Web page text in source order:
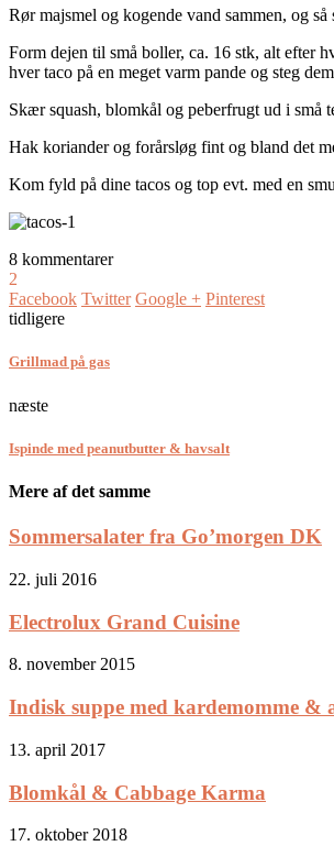
Rør majsmel og kogende vand sammen, og
Form dejen til små boller, ca. 16 stk, alt efter
hver taco på en meget varm pande og steg
Skær squash, blomkål og peberfrugt ud i små
Hak koriander og forårsløg fint og bland det
Kom fyld på dine tacos og top evt. med en
8 kommentarer
2
Facebook Twitter Google + Pinterest
tidligere
Grillmad på gas
næste
Ispinde med peanutbutter & havsalt
Mere af det samme
Sommersalater fra Go’morgen DK
22. juli 2016
Electrolux Grand Cuisine
8. november 2015
Indisk suppe med kardemomme &
13. april 2017
Blomkål & Cabbage Karma
17. oktober 2018